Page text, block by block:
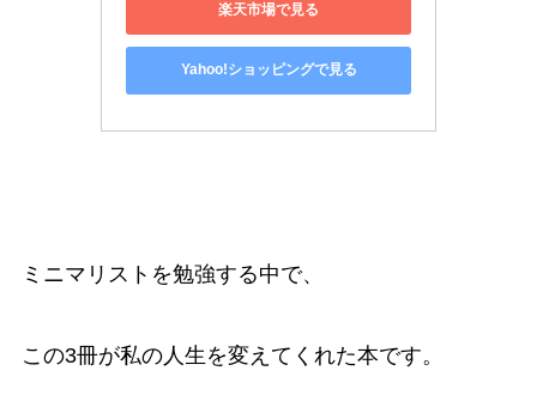
楽天市場で見る
Yahoo!ショッピングで見る
ミニマリストを勉強する中で、
この3冊が私の人生を変えてくれた本です。